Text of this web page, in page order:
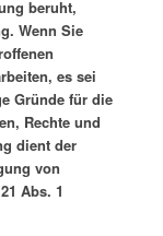
beruht,
Wenn Sie
es sei
Gründe für die
Rechte und
dient der
von
Abs. 1